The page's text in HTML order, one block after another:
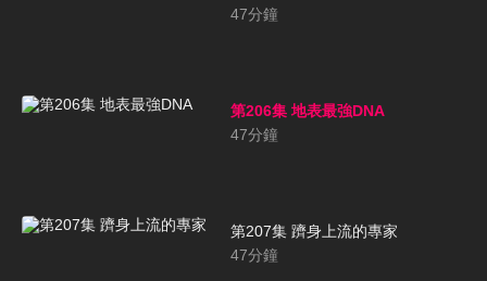
47分鐘
第206集 地表最強DNA
47分鐘
第207集 躋身上流的專家
47分鐘